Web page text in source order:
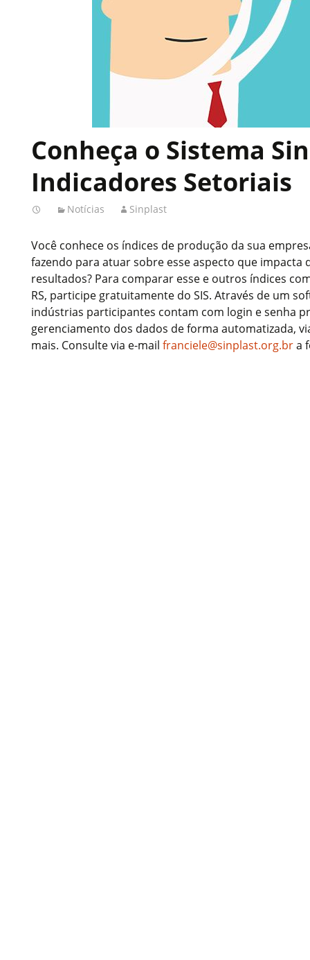
Conheça o Sistema
Indicadores Setoriais
Notícias Sinplast
Você conhece os índices de produção da sua
fazendo para atuar sobre esse aspecto que impacta
resultados? Para comparar esse e outros índices
RS, participe gratuitamente do SIS. Através de um
indústrias participantes contam com login e senha
gerenciamento dos dados de forma automatizada,
mais. Consulte via e-mail franciele@sinplast.org.bra